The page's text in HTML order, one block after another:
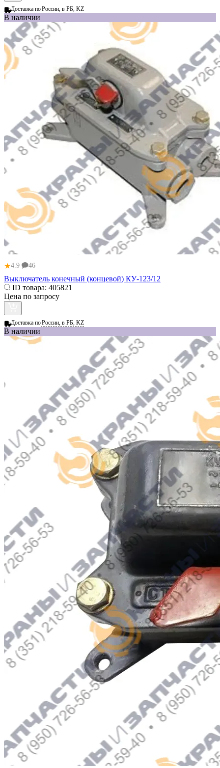
Доставка поРоссии, в РБ, KZ
В наличии
★4.9 46
Выключатель конечный (концевой) КУ-123/12
ID товара: 405821
Цена по запросу
Доставка поРоссии, в РБ, KZ
В наличии